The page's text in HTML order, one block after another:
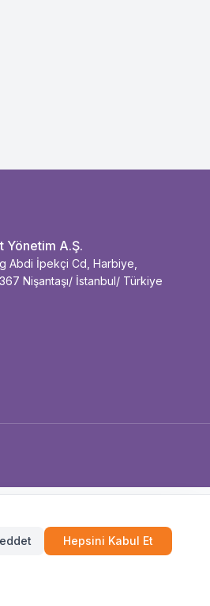
Yönetim A.Ş.
Abdi İpekçi Cd, Harbiye,
Nişantaşı/ İstanbul/ Türkiye
Hepsini Kabul Et